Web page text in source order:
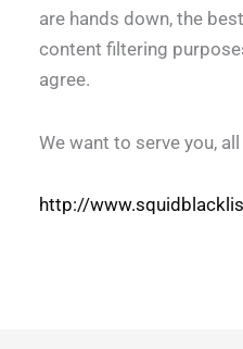
are hands down, the
content filtering
agree.
We want to serve you,
http://